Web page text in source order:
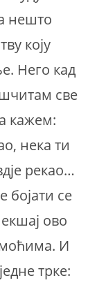
нешто
коју
Него кад
све
кажем:
нека ти
рекао…
се
ово
моћима. И
трке: